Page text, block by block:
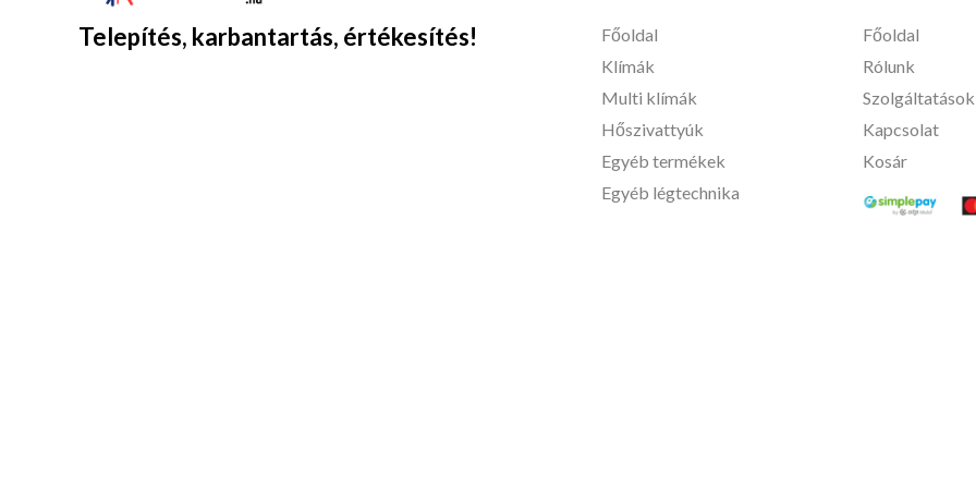
Telepítés, karbantartás, értékesítés!
Főoldal
Klímák
Multi klímák
Hőszivattyúk
Egyéb termékek
Egyéb légtechnika
Főoldal
Rólunk
Szolgáltatások
Kapcsolat
Kosár